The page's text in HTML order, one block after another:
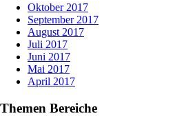
Oktober 2017
September 2017
August 2017
Juli 2017
Juni 2017
Mai 2017
April 2017
Themen Bereiche